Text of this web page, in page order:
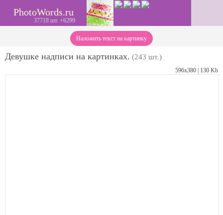
PhotoWords.ru
37718 шт. +6299
Наложить текст на картинку
Девушке надписи на картинках. (243 шт.)
596х380 | 130 Kb